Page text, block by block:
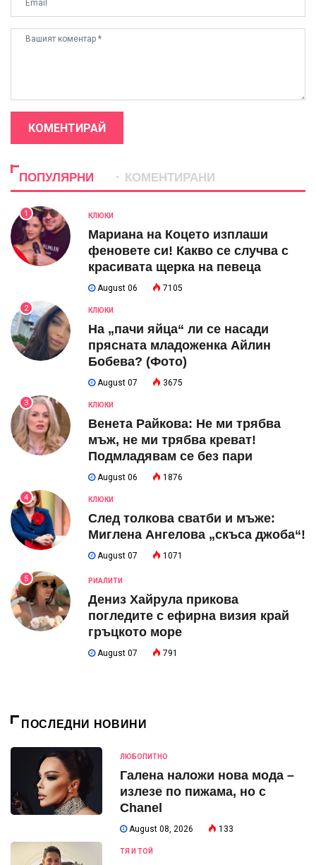
КОМЕНТИРАЙ
ПОПУЛЯРНИ КОМЕНТИРАНИ
1 КЛЮКИ
Мариана на Коцето изплаши
феновете си! Какво се случва с
красивата щерка на певеца
August 06 7105
2 КЛЮКИ
На „пачи яйца“ ли се насади
прясната младоженка Айлин
Бобева? (Фото)
August 07 3675
3 КЛЮКИ
Венета Райкова: Не ми трябва
мъж, не ми трябва креват!
Подмладявам се без пари
August 06 1876
4 КЛЮКИ
След толкова сватби и мъже:
Миглена Ангелова „скъса джоба“!
August 07 1071
5 РИАЛИТИ
Дениз Хайрула прикова
погледите с ефирна визия край
гръцкото море
August 07 791
ПОСЛЕДНИ НОВИНИ
ЛЮБОПИТНО
Галена наложи нова мода –
излезе по пижама, но с
Chanel
August 08, 2026 133
ТЯ И ТОЙ